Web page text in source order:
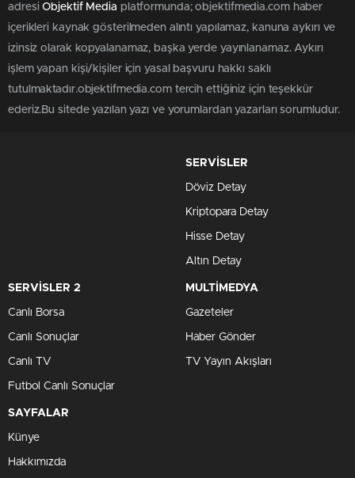
adresiObjektif Media platformunda; objektifmedia.com haber
içerikleri kaynak gösterilmeden alıntı yapılamaz, kanuna aykırı ve
izinsiz olarak kopyalanamaz, başka yerde yayınlanamaz. Aykırı
işlem yapan kişi/kişiler için yasal başvuru hakkı saklı
tutulmaktadır.objektifmedia.com tercih ettiğiniz için teşekkür
ederiz.Bu sitede yazılan yazı ve yorumlardan yazarları sorumludur.
SERVİSLER
Döviz Detay
Kriptopara Detay
Hisse Detay
Altın Detay
SERVİSLER 2
Canlı Borsa
Canlı Sonuçlar
Canlı TV
Futbol Canlı Sonuçlar
MULTİMEDYA
Gazeteler
Haber Gönder
TV Yayın Akışları
SAYFALAR
Künye
Hakkımızda